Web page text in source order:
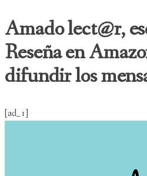
Amado lect@r,
Reseña en
difundir los
[ad_1]